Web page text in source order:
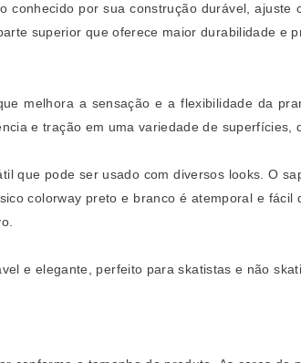
conhecido por sua construção durável,
superior que oferece maior durabilidade e
melhora a sensação e a flexibilidade da
e tração em uma variedade de
que pode ser usado com diversos looks. O
colorway preto e branco é atemporal e
e elegante, perfeito para skatistas e não